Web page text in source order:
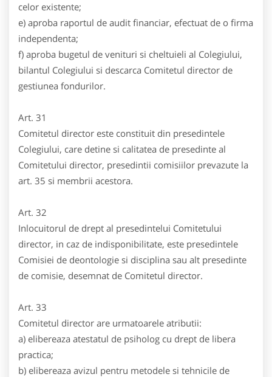
celor existente;
e) aproba raportul de audit financiar, efectuat de o firma
independenta;
f) aproba bugetul de venituri si cheltuieli al Colegiului,
bilantul Colegiului si descarca Comitetul director de
gestiunea fondurilor.
Art. 31
Comitetul director este constituit din presedintele
Colegiului, care detine si calitatea de presedinte al
Comitetului director, presedintii comisiilor prevazute la
art. 35 si membrii acestora.
Art. 32
Inlocuitorul de drept al presedintelui Comitetului
director, in caz de indisponibilitate, este presedintele
Comisiei de deontologie si disciplina sau alt presedinte
de comisie, desemnat de Comitetul director.
Art. 33
Comitetul director are urmatoarele atributii:
a) elibereaza atestatul de psiholog cu drept de libera
practica;
b) elibereaza avizul pentru metodele si tehnicile de